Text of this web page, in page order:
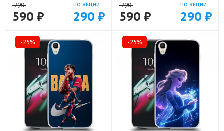
790
590 ₽
по акции
290 ₽
790
590 ₽
по акции
290 ₽
-25% -25%